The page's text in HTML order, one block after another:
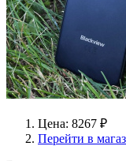
Цена: 8267 ₽
Перейти в